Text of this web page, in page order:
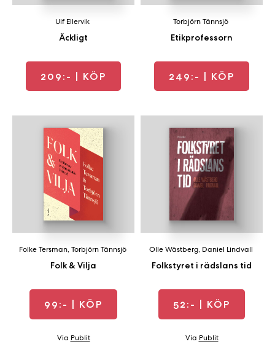
Äckligt
Ulf Ellervik
209:- | KÖP
Etikprofessorn
Torbjörn Tännsjö
249:- | KÖP
Folk & Vilja
Folke Tersman,Torbjörn Tännsjö
99:- | KÖP
Via Publit
Folkstyret i rädslans tid
Olle Wästberg, Daniel Lindvall
52:- | KÖP
Via Publit